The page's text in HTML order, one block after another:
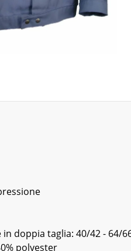
doppia taglia: 40/42 - 64/
polyester